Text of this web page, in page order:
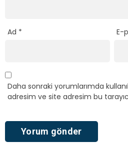
Ad * E-
Daha sonraki yorumlarımda
adresim ve site adresim bu